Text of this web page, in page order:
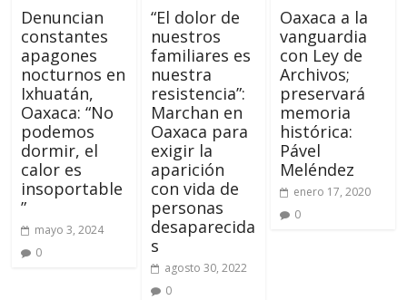
Denuncian
constantes
apagones
nocturnos en
Ixhuatán,
Oaxaca: “No
podemos
dormir, el
calor es
insoportable
”
mayo 3, 2024
0
“El dolor de
nuestros
familiares es
nuestra
resistencia”:
Marchan en
Oaxaca para
exigir la
aparición
con vida de
personas
desaparecida
s
agosto 30, 2022
0
Oaxaca a la
vanguardia
con Ley de
Archivos;
preservará
memoria
histórica:
Pável
Meléndez
enero 17, 2020
0